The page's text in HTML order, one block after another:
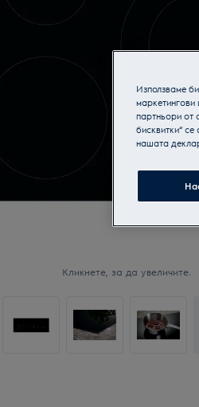
Кликнете, за да увеличите.
Използваме
партньори от
бисквитки“
нашата